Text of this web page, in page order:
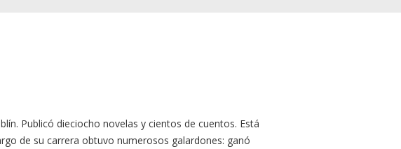
Publicó dieciocho novelas y cientos de cuentos. Está
de su carrera obtuvo numerosos galardones: ganó